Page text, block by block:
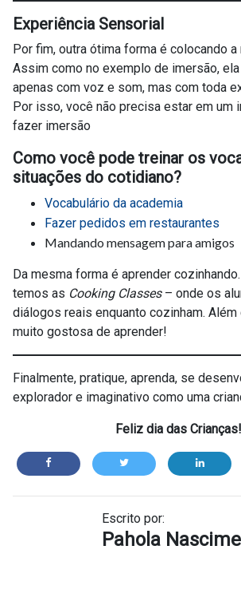
Experiência Sensorial
Por fim, outra ótima forma é colocando a
Assim como no exemplo de imersão,
apenas com voz e som, mas com toda
Por isso, você não precisa estar em um
fazer imersão
Como você pode treinar os
situações do cotidiano?
Vocabulário da academia
Fazer pedidos em restaurantes
Mandando mensagem para amigos
Da mesma forma é aprender
temos as Cooking Classes– onde os
diálogos reais enquanto cozinham.
muito gostosa de aprender!
Finalmente, pratique, aprenda, se
explorador e imaginativo como uma
Feliz dia das Crianças!
Escrito por:
Pahola